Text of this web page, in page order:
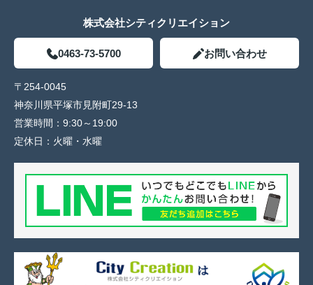
株式会社シティクリエイション
0463-73-5700 お問い合わせ
〒254-0045
神奈川県平塚市見附町29-13
営業時間： 9:30～19:00
定休日： 火曜・水曜